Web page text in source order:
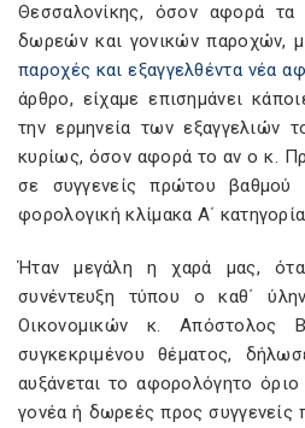
Θεσσαλονίκης, όσον αφορά
δωρεών και γονικών παροχών,
παροχές και εξαγγελθέντα νέα
άρθρο, είχαμε επισημάνει
την ερμηνεία των εξαγγελιών
κυρίως, όσον αφορά το αν ο κ.
σε συγγενείς πρώτου βαθμού
φορολογική κλίμακα Α΄
Ήταν μεγάλη η χαρά μας,
συνέντευξη τύπου ο καθ΄
Οικονομικών κ. Απόστολος
συγκεκριμένου θέματος,
αυξάνεται το αφορολόγητο
γονέα ή δωρεές προς συγγενείς